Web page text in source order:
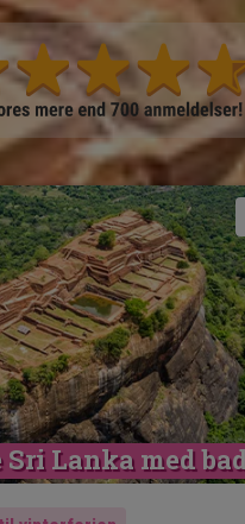
Lanka med